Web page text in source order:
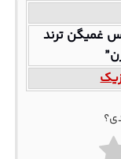
غمیگن ترند